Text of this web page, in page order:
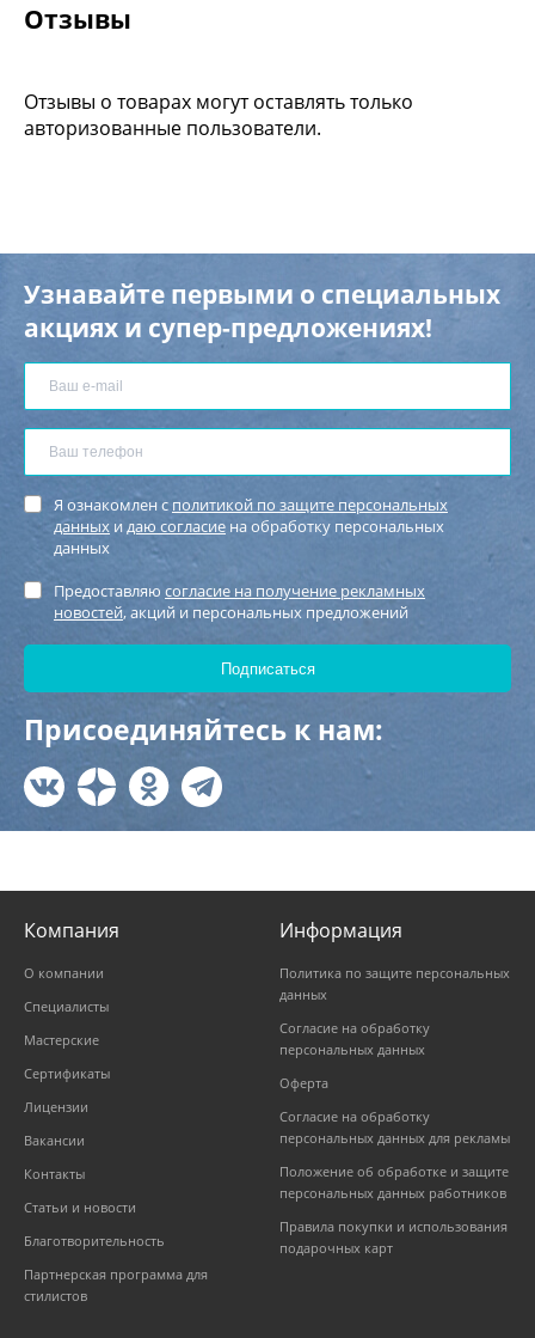
Отзывы
Отзывы о товарах могут оставлять только
авторизованные пользователи.
Узнавайте первыми о специальных
акциях и супер-предложениях!
Я ознакомлен с политикой по защите персональных
данных идаю согласие на обработку персональных
данных
Предоставляю согласие на получение рекламных
новостей, акций и персональных предложений
Присоединяйтесь к нам:
Компания
О компании
Специалисты
Мастерские
Сертификаты
Лицензии
Вакансии
Контакты
Статьи и новости
Благотворительность
Партнерская программа для
стилистов
Информация
Политика по защите персональных
данных
Согласие на обработку
персональных данных
Оферта
Согласие на обработку
персональных данных для рекламы
Положение об обработке и защите
персональных данных работников
Правила покупки и использования
подарочных карт